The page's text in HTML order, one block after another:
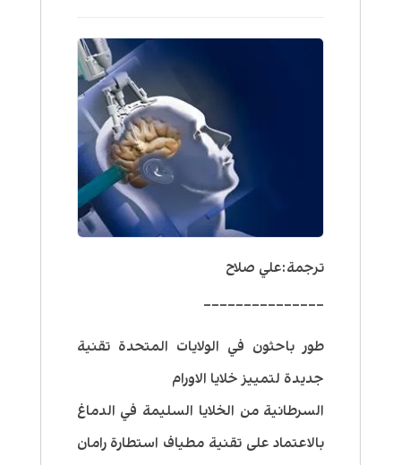
ترجمة:علي صلاح
_______________
طور باحثون في الولايات المتحدة تقنية
جديدة لتمييز خلايا الاورام
السرطانية من الخلايا السليمة في الدماغ
بالاعتماد على تقنية مطياف استطارة رامان